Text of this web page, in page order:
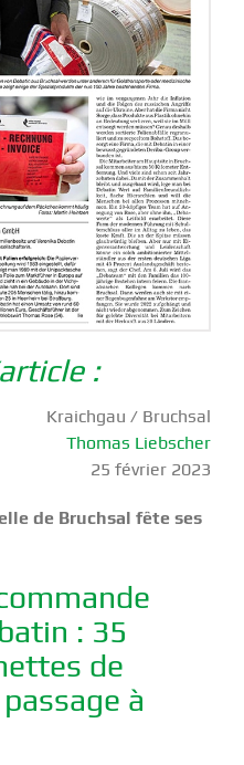
:
Kraichgau / Bruchsal
Thomas Liebscher
25 février 2023
de Bruchsal fête ses
: 35
de
à